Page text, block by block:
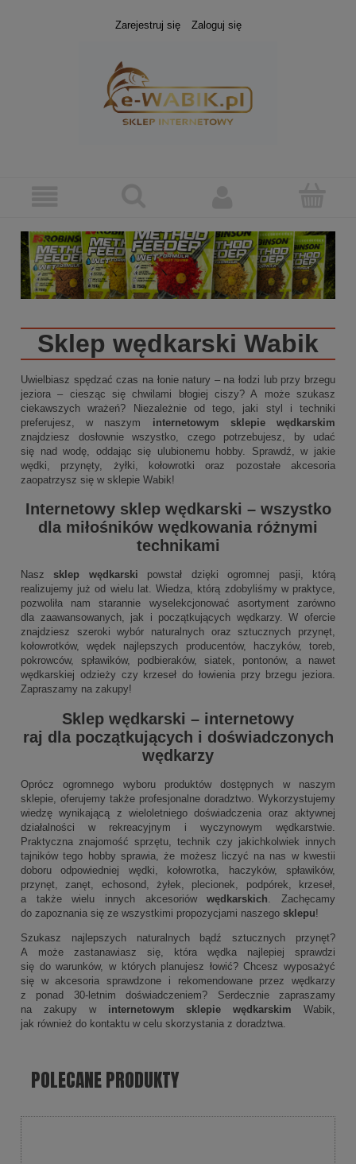
Zarejestruj się Zaloguj się
Sklep wędkarski Wabik
Uwielbiasz spędzać czas na łonie natury – na łodzi lub przy brzegu
jeziora – ciesząc się chwilami błogiej ciszy? A może szukasz
ciekawszych wrażeń? Niezależnie od tego, jaki styl i techniki
preferujesz, w naszym internetowym sklepie wędkarskim
znajdziesz dosłownie wszystko, czego potrzebujesz, by udać
się nad wodę, oddając się ulubionemu hobby. Sprawdź, w jakie
wędki, przynęty, żyłki, kołowrotki oraz pozostałe akcesoria
zaopatrzysz się w sklepie Wabik!
Internetowy sklep wędkarski – wszystko
dla miłośników wędkowania różnymi
technikami
Naszsklep wędkarski powstał dzięki ogromnej pasji, którą
realizujemy już od wielu lat. Wiedza, którą zdobyliśmy w praktyce,
pozwoliła nam starannie wyselekcjonować asortyment zarówno
dla zaawansowanych, jak i początkujących wędkarzy. W ofercie
znajdziesz szeroki wybór naturalnych oraz sztucznych przynęt,
kołowrotków, wędek najlepszych producentów, haczyków, toreb,
pokrowców, spławików, podbieraków, siatek, pontonów, a nawet
wędkarskiej odzieży czy krzeseł do łowienia przy brzegu jeziora.
Zapraszamy na zakupy!
Sklep wędkarski – internetowy
raj dla początkujących i doświadczonych
wędkarzy
Oprócz ogromnego wyboru produktów dostępnych w naszym
sklepie, oferujemy także profesjonalne doradztwo. Wykorzystujemy
wiedzę wynikającą z wieloletniego doświadczenia oraz aktywnej
działalności w rekreacyjnym i wyczynowym wędkarstwie.
Praktyczna znajomość sprzętu, technik czy jakichkolwiek innych
tajników tego hobby sprawia, że możesz liczyć na nas w kwestii
doboru odpowiedniej wędki, kołowrotka, haczyków, spławików,
przynęt, zanęt, echosond, żyłek, plecionek, podpórek, krzeseł,
a także wielu innych akcesoriówwędkarskich . Zachęcamy
do zapoznania się ze wszystkimi propozycjami naszego sklepu!
Szukasz najlepszych naturalnych bądź sztucznych przynęt?
A może zastanawiasz się, która wędka najlepiej sprawdzi
się do warunków, w których planujesz łowić? Chcesz wyposażyć
się w akcesoria sprawdzone i rekomendowane przez wędkarzy
z ponad 30-letnim doświadczeniem? Serdecznie zapraszamy
na zakupy w internetowym sklepie wędkarskim Wabik,
jak również do kontaktu w celu skorzystania z doradztwa.
POLECANE PRODUKTY